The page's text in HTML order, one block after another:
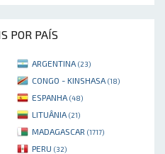
POR PAÍS
ARGENTINA (23)
CONGO - KINSHASA (18)
ESPANHA (48)
LITUÂNIA (21)
MADAGASCAR (1717)
PERU (32)